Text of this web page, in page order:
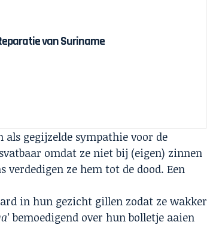
Reparatie van Suriname
gegijzelde sympathie voor de
omdat ze niet bij (eigen) zinnen
verdedigen ze hem tot de dood. Een
in hun gezicht gillen zodat ze wakker
’ bemoedigend over hun bolletje aaien